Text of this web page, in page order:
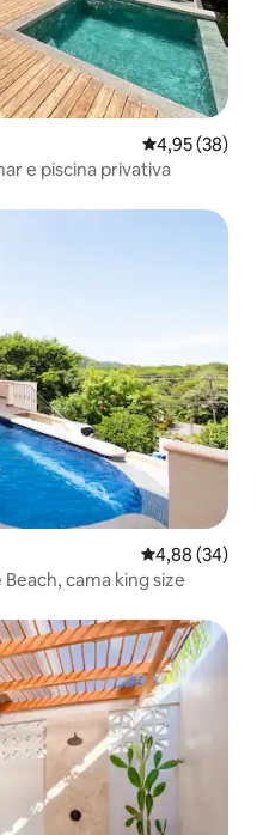
4,95 de uma
4,95 (38)
e piscina privativa
4,88 de uma
4,88 (34)
cama king size
hóspedes